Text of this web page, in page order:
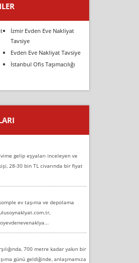
İzmir Evden Eve Nakliyat
Tavsiye
Evden Eve Nakliyat Tavsiye
İstanbul Ofis Taşımacılığı
gelip eşyaları inceleyen ve
28-30 bin TL civarında bir fiyat
ev taşıma ve depolama
700 metre kadar yakın bir
günü geldiğinde, anlaşmamıza